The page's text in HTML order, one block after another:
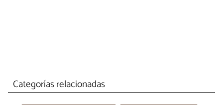
Categorías relacionadas